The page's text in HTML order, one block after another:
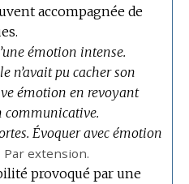
accompagnée de
émotion intense.
n’avait pu cacher son
émotion en revoyant
communicative.
Évoquer avec émotion
Par extension.
provoqué par une